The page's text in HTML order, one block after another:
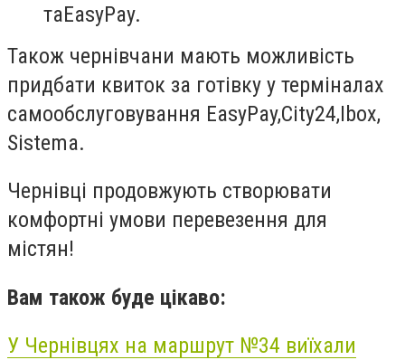
таEasyPay.
Також чернівчани мають можливість
придбати квиток за готівку у терміналах
самообслуговування EasyPay,City24,Ibox,
Sistema.
Чернівці продовжують створювати
комфортні умови перевезення для
містян!
Вам також буде цікаво:
У Чернівцях на маршрут №34 виїхали